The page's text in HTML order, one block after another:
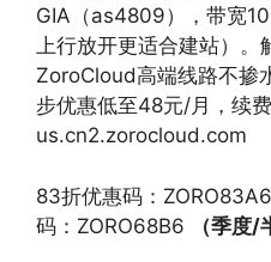
GIA（as4809），带宽
上行放开更适合建站）。
ZoroCloud高端线路不掺
步优惠低至48元/月，续
us.cn2.zorocloud.com
83折优惠码：ZORO83A6
码：ZORO68B6
（季度/